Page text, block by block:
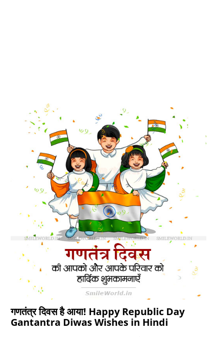
गणतंत्र दिवस है आया! Happy Republic Day
Gantantra Diwas Wishes in Hindi